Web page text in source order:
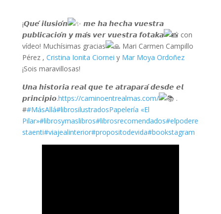
¡𝙌𝙪𝙚́ 𝙞𝙡𝙪𝙨𝙞𝙤́𝙣
𝙢𝙚 𝙝𝙖 𝙝𝙚𝙘𝙝𝙖 𝙫𝙪𝙚𝙨𝙩𝙧𝙖
𝙥𝙪𝙗𝙡𝙞𝙘𝙖𝙘𝙞𝙤́𝙣 𝙮 𝙢𝙖́𝙨 𝙫𝙚𝙧 𝙫𝙪𝙚𝙨𝙩𝙧𝙖 𝙛𝙤𝙩𝙖𝙠𝙖
con
vídeo! Muchísimas gracias
Mari Carmen Campillo
Pérez , Cristina Ionita Ciornei y Mar Moya Ordoñez
¡Sois maravillosas!
𝙐𝙣𝙖 𝙝𝙞𝙨𝙩𝙤𝙧𝙞𝙖 𝙧𝙚𝙖𝙡 𝙦𝙪𝙚 𝙩𝙚 𝙖𝙩𝙧𝙖𝙥𝙖𝙧𝙖́ 𝙙𝙚𝙨𝙙𝙚 𝙚𝙡
𝙥𝙧𝙞𝙣𝙘𝙞𝙥𝙞𝙤.https://caminoentrealmas.com/
.
##MásAllá#librosilustradosPapelería «El
Pilar»#librosymaslibros#librosrecomendados#elpodere
staenti#viajealinterior#propositodevida#bookstagram